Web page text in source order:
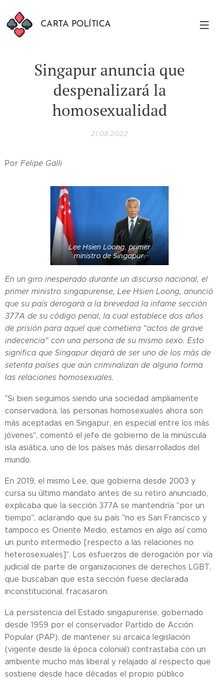
CARTA POLÍTICA
Singapur anuncia que
despenalizará la
homosexualidad
21.08.2022
Por Felipe Galli
Lee Hsien Loong, primer
ministro de Singapur.
En un giro inesperado durante un discurso nacional, el
primer ministro singapurense, Lee Hsien Loong, anunció
que su país derogará a la brevedad la infame sección
377A de su código penal, la cual establece dos años
de prisión para aquel que cometiera "actos de grave
indecencia" con una persona de su mismo sexo. Esto
significa que Singapur dejará de ser uno de los más de
setenta países que aún criminalizan de alguna forma
las relaciones homosexuales.
"Si bien seguimos siendo una sociedad ampliamente
conservadora, las personas homosexuales ahora son
más aceptadas en Singapur, en especial entre los más
jóvenes", comentó el jefe de gobierno de la minúscula
isla asiática, uno de los países más desarrollados del
mundo.
En 2019, el mismo Lee, que gobierna desde 2003 y
cursa su último mandato antes de su retiro anunciado,
explicaba que la sección 377A se mantendría "por un
tiempo", aclarando que su país "no es San Francisco y
tampoco es Oriente Medio, estamos en algo así como
un punto intermedio [respecto a las relaciones no
heterosexuales]". Los esfuerzos de derogación por vía
judicial de parte de organizaciones de derechos LGBT,
que buscaban que esta sección fuese declarada
inconstitucional, fracasaron.
La persistencia del Estado singapurense, gobernado
desde 1959 por el conservador Partido de Acción
Popular (PAP), de mantener su arcaica legislación
(vigente desde la época colonial) contrastaba con un
ambiente mucho más liberal y relajado al respecto que
sostiene desde hace décadas el propio público